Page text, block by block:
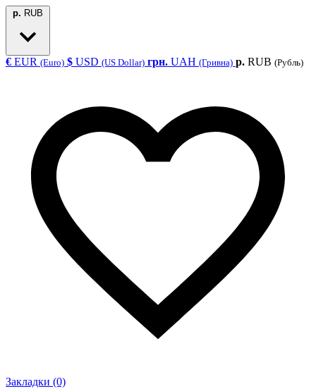
р. RUB
€ EUR (Euro) $ USD (US Dollar) грн. UAH (Гривна) р. RUB (Рубль)
Закладки (0)